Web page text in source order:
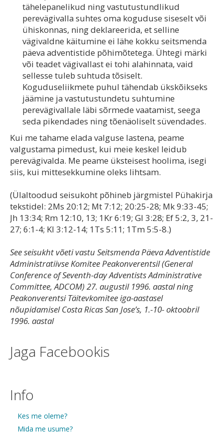
tähelepanelikud ning vastutustundlikud
perevägivalla suhtes oma koguduse siseselt või
ühiskonnas, ning deklareerida, et selline
vägivaldne käitumine ei lähe kokku seitsmenda
päeva adventistide põhimõtetega. Ühtegi märki
või teadet vägivallast ei tohi alahinnata, vaid
sellesse tuleb suhtuda tõsiselt.
Koguduseliikmete puhul tähendab ükskõikseks
jäämine ja vastutustundetu suhtumine
perevägivallale läbi sõrmede vaatamist, seega
seda pikendades ning tõenäoliselt süvendades.
Kui me tahame elada valguse lastena, peame
valgustama pimedust, kui meie keskel leidub
perevägivalda. Me peame üksteisest hoolima, isegi
siis, kui mittesekkumine oleks lihtsam.
(Ülaltoodud seisukoht põhineb järgmistel Pühakirja
tekstidel: 2Ms 20:12; Mt 7:12; 20:25-28; Mk 9:33-45;
Jh 13:34; Rm 12:10, 13; 1Kr 6:19; Gl 3:28; Ef 5:2, 3, 21-
27; 6:1-4; Kl 3:12-14; 1Ts 5:11; 1Tm 5:5-8.)
See seisukht võeti vastu Seitsmenda Päeva Adventistide
Administratiivse Komitee Peakonverentsil (General
Conference of Seventh-day Adventists Administrative
Committee, ADCOM) 27. augustil 1996. aastal ning
Peakonverentsi Täitevkomitee iga-aastasel
nõupidamisel Costa Ricas San Jose’s, 1.-10- oktoobril
1996. aastal
Jaga Facebookis
Info
Kes me oleme?
Mida me usume?